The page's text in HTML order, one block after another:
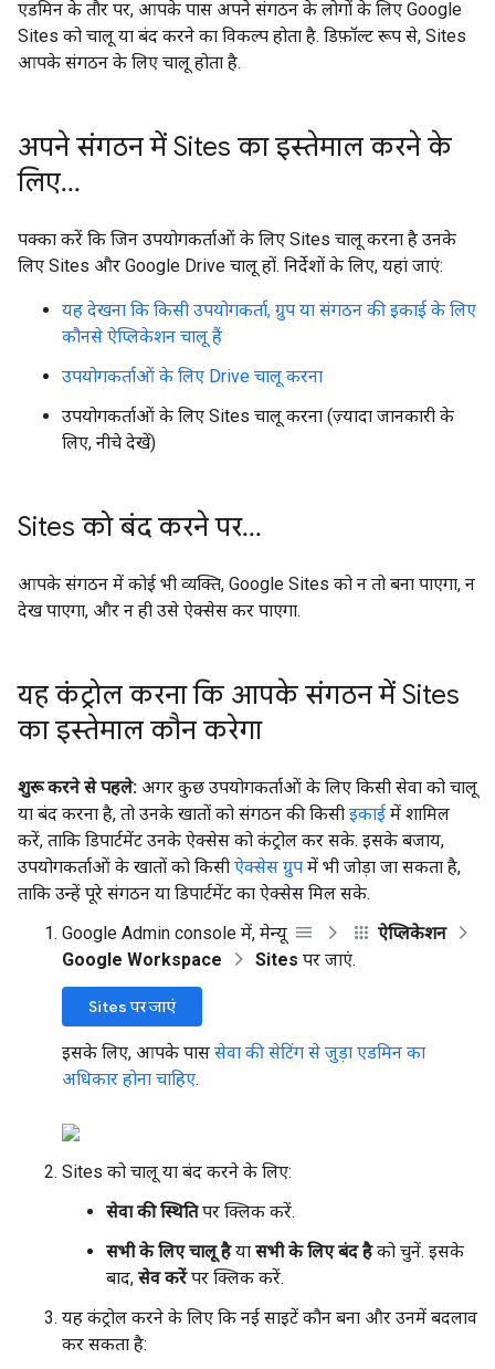
एडमिन के तौर पर, आपके पास अपने संगठन के लोगों के लिए Google
Sites को चालू या बंद करने का विकल्प होता है. डिफ़ॉल्ट रूप से, Sites
आपके संगठन के लिए चालू होता है.
अपने संगठन में Sites का इस्तेमाल करने के
लिए...
पक्का करें कि जिन उपयोगकर्ताओं के लिए Sites चालू करना है उनके
लिए Sites और Google Drive चालू हों. निर्देशों के लिए, यहां जाएं:
यह देखना कि किसी उपयोगकर्ता, ग्रुप या संगठन की इकाई के लिए
कौनसे ऐप्लिकेशन चालू हैं
उपयोगकर्ताओं के लिए Drive चालू करना
उपयोगकर्ताओं के लिए Sites चालू करना (ज़्यादा जानकारी के
लिए, नीचे देखें)
Sites को बंद करने पर...
आपके संगठन में कोई भी व्यक्ति, Google Sites को न तो बना पाएगा, न
देख पाएगा, और न ही उसे ऐक्सेस कर पाएगा.
यह कंट्रोल करना कि आपके संगठन में Sites
का इस्तेमाल कौन करेगा
शुरू करने से पहले: अगर कुछ उपयोगकर्ताओं के लिए किसी सेवा को चालू
या बंद करना है, तो उनके खातों को संगठन की किसी इकाई में शामिल
करें, ताकि डिपार्टमेंट उनके ऐक्सेस को कंट्रोल कर सके. इसके बजाय,
उपयोगकर्ताओं के खातों को किसी ऐक्सेस ग्रुप में भी जोड़ा जा सकता है,
ताकि उन्हें पूरे संगठन या डिपार्टमेंट का ऐक्सेस मिल सके.
Google Admin console में, मेन्यू
ऐप्लिकेशन
Google Workspace
Sites पर जाएं.
Sites पर जाएं
इसके लिए, आपके पास सेवा की सेटिंग से जुड़ा एडमिन का
अधिकार होना चाहिए.
Sites को चालू या बंद करने के लिए:
सेवा की स्थितिपर क्लिक करें.
सभी के लिए चालू हैया सभी के लिए बंद हैको चुनें. इसके
बाद, सेव करेंपर क्लिक करें.
यह कंट्रोल करने के लिए कि नई साइटें कौन बना और उनमें बदलाव
कर सकता है: